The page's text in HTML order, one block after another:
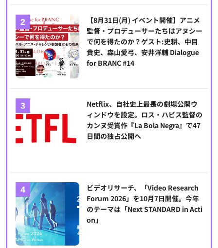
【8月31日(月) イベント開催】アニメ
監督・プロデューサーたちはアヌシー
で何を得たのか？ゲスト:史耕、中目
貴史、森山愛弓、安井洋輔 Dialogue
for BRANC #14
Netflix、自社史上最長の劇場公開ウ
ィンドウを設定。ロス・ハビス監督の
カンヌ受賞作『La Bola Negra』で47
日間の独占公開へ
ビデオリサーチ、「Video Research
Forum 2026」を10月7日開催。今年
のテーマは「Next STANDARD in Acti
on」